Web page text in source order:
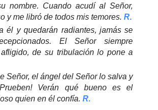
nombre. Cuando acudí al Señor,
y me libró de todos mis temores. R.
él y quedarán radiantes, jamás se
El Señor siempre
de su tribulación lo pone a
Señor, el ángel del Señor lo salva y
Verán qué bueno es el
quien en él confía. R.